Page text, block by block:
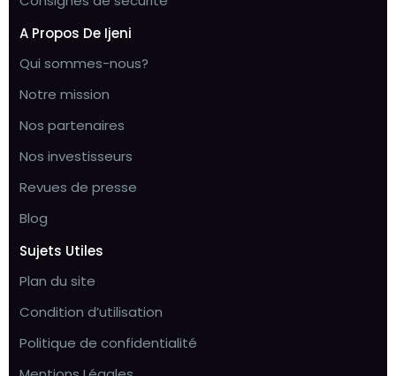
A Propos De Ijeni
Qui sommes-nous?
Notre mission
Nos partenaires
Nos investisseurs
Revues de presse
Blog
Sujets Utiles
Plan du site
Condition d’utilisation
Politique de confidentialité